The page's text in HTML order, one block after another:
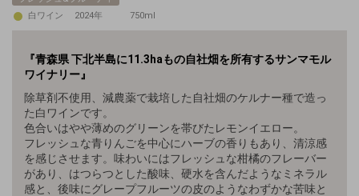
白ワイン
2024年 750ml
『青森県 下北半島に11.3haもの自社畑を所有するサンマモル
ワイナリー』
除草剤不使用、減農薬で栽培した自社畑のケルナー種で造っ
た白ワインです。
色合いはやや薄めのグリーンを帯びたレモンイエロー。
フレッシュな青りんごを中心にハーブの香りもあり
清涼感
を感じさせます。 味わいにはフレッシュな柑橘のフレーバー
があり、はつらつとした酸味、硬水を含んだようなミネラル
感と、後味にグレープフルーツの皮のようなわずかな苦味と